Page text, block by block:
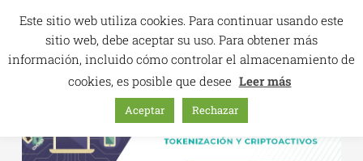
contenido
Este sitio web utiliza cookies. Para continuar usando este
sitio web, debe aceptar su uso. Para obtener más
información, incluido cómo controlar el almacenamiento de
cookies, es posible que desee Leer más
Aceptar Rechazar